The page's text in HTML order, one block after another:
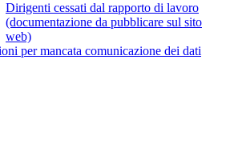
Dirigenti cessati dal rapporto di lavoro
(documentazione da pubblicare sul sito
web)
per mancata comunicazione dei dati